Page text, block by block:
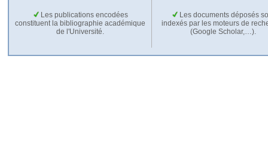
Les publications encodées
constituent la bibliographie académique
de l'Université.
Les documents déposés
indexés par les moteurs de
(Google Scholar,…).